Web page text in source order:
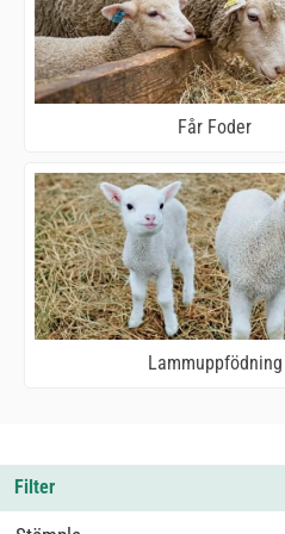
Får Foder
Lammuppfödning
Filter